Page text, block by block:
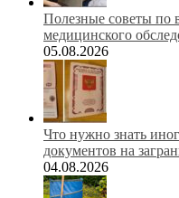
Полезные советы по
медицинского
05.08.2026
Что нужно знать
документов на
04.08.2026